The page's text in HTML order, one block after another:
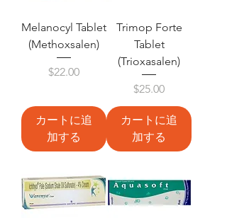
Melanocyl Tablet
(Methoxsalen)
価格
$22.00
カートに追
加する
Trimop Forte
Tablet
(Trioxasalen)
価格
$25.00
カートに追
加する